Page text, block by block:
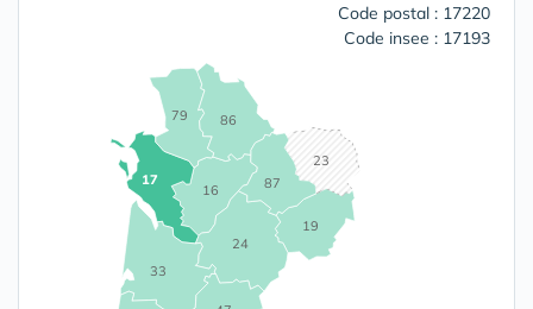
Code postal : 17220
Code insee : 17193
16
17
19
23
24
33
79 86
87